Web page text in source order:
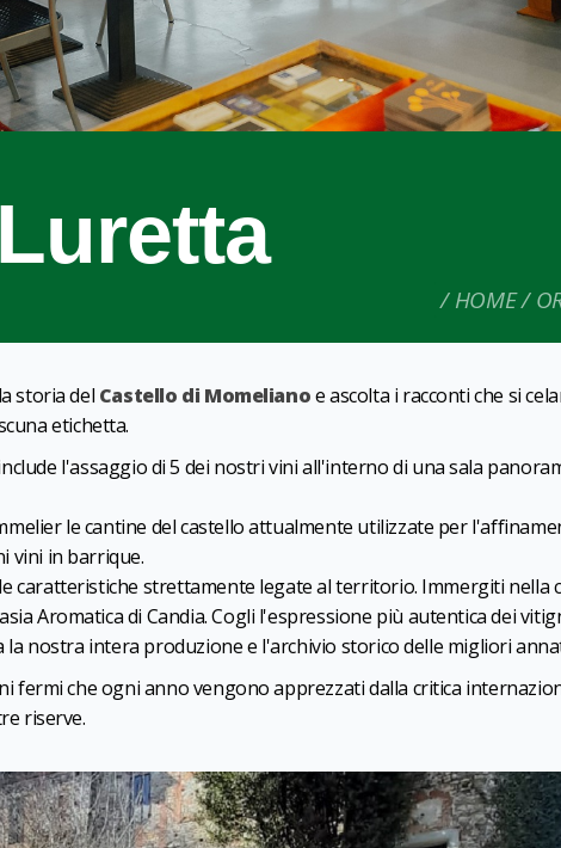
HOME
storia del Castello di Momelianoe ascolta i racconti che si
etichetta.
l'assaggio di 5 dei nostri vini all'interno di una sala
le cantine del castello attualmente utilizzate per
vini in barrique.
caratteristiche strettamente legate al territorio. Immergiti nella
Aromatica di Candia. Cogli l'espressione più autentica dei
la nostra intera produzione e l'archivio storico delle migliori
fermi che ogni anno vengono apprezzati dalla critica
riserve.